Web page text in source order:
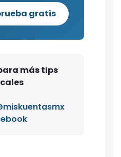
gratis
más tips